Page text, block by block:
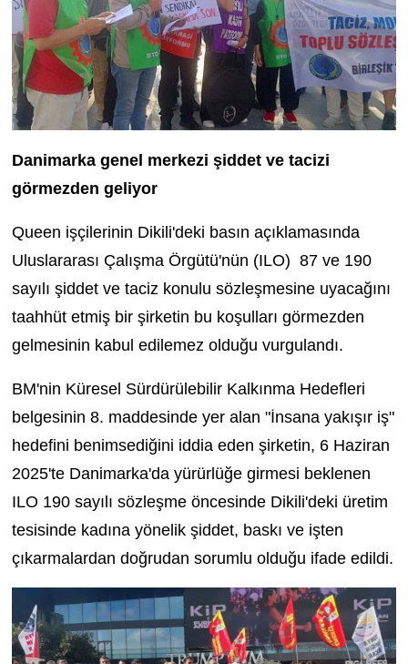
Danimarka genel merkezi şiddet ve tacizi
görmezden geliyor
Queen işçilerinin Dikili'deki basın açıklamasında
Uluslararası Çalışma Örgütü'nün (ILO) 87 ve 190
sayılı şiddet ve taciz konulu sözleşmesine uyacağını
taahhüt etmiş bir şirketin bu koşulları görmezden
gelmesinin kabul edilemez olduğu vurgulandı.
BM'nin Küresel Sürdürülebilir Kalkınma Hedefleri
belgesinin 8. maddesinde yer alan "İnsana yakışır iş"
hedefini benimsediğini iddia eden şirketin, 6 Haziran
2025'te Danimarka'da yürürlüğe girmesi beklenen
ILO 190 sayılı sözleşme öncesinde Dikili'deki üretim
tesisinde kadına yönelik şiddet, baskı ve işten
çıkarmalardan doğrudan sorumlu olduğu ifade edildi.